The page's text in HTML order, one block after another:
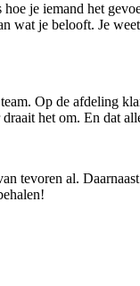
je iemand het
wat je belooft. Je
Op de afdeling
het om. En dat
tevoren al.